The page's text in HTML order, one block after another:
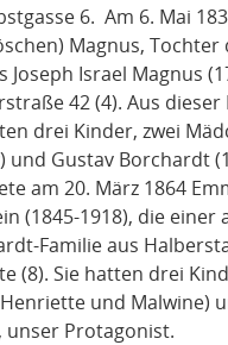
6. Am 6. Mai
Magnus, Tochter
Joseph Israel Magnus
42 (4). Aus dieser
drei Kinder, zwei
und Gustav Borchardt
am 20. März 1864
(1845-1918), die einer
Familie aus
(8). Sie hatten drei
und Malwine)
unser Protagonist.